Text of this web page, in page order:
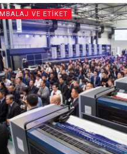
VE ETIKET